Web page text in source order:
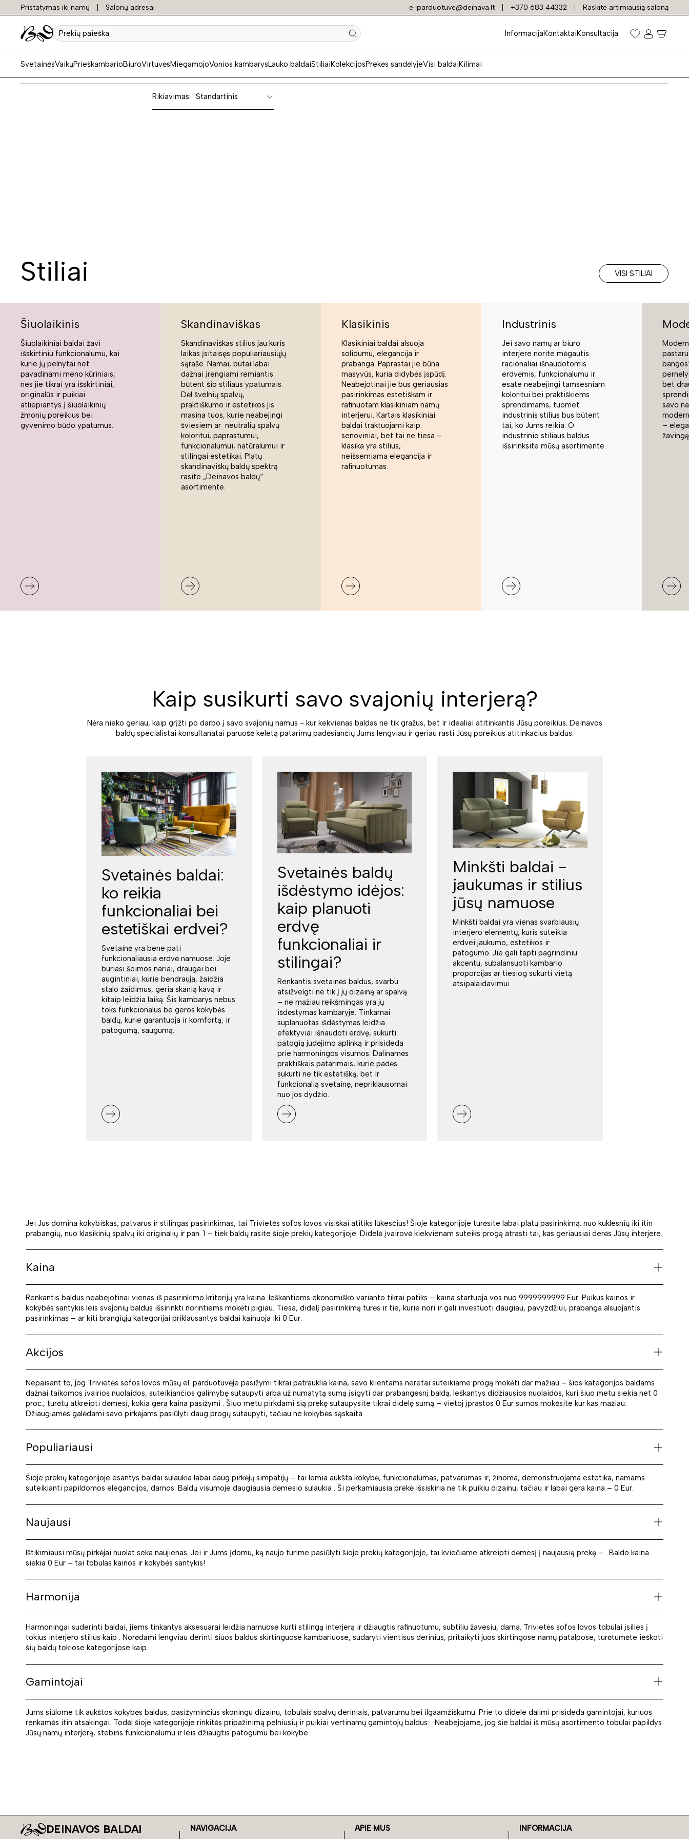
Pristatymas iki namų Salonų adresai e-parduotuve@deinava.lt +370 683 44332 Raskite artimiausią saloną
Prekių
paieška
InformacijaKontaktaiKonsultacija
SvetainėsVaikųPrieškambarioBiuroVirtuvėsMiegamojoVonios kambarysLauko baldaiStiliaiKolekcijosPrekės sandėlyjeVisi baldaiKilimai
Trivietės sofos lovos
Rikiavimas: Standartinis
Stiliai VISI STILIAI
Šiuolaikinis
Šiuolaikiniai baldai žavi
išskirtiniu funkcionalumu, kai
kurie jų pelnytai net
pavadinami meno kūriniais,
nes jie tikrai yra išskirtiniai,
originalūs ir puikiai
atliepiantys į šiuolaikinių
žmonių poreikius bei
gyvenimo būdo ypatumus.
Skandinaviškas
Skandinaviškas stilius jau kuris
laikas įsitaisęs populiariausiųjų
sąraše. Namai, butai labai
dažnai įrengiami remiantis
būtent šio stiliaus ypatumais.
Dėl švelnių spalvų,
praktiškumo ir estetikos jis
masina tuos, kurie neabejingi
šviesiem ar neutralių spalvų
koloritui, paprastumui,
funkcionalumui, natūralumui ir
stilingai estetikai. Platų
skandinaviškų baldų spektrą
rasite „Deinavos baldų“
asortimente.
Klasikinis
Klasikiniai baldai alsuoja
solidumu, elegancija ir
prabanga. Paprastai jie būna
masyvūs, kuria didybės įspūdį.
Neabejotinai jie bus geriausias
pasirinkimas estetiškam ir
rafinuotam klasikiniam namų
interjerui. Kartais klasikiniai
baldai traktuojami kaip
senoviniai, bet tai ne tiesa –
klasika yra stilius,
neišsemiama elegancija ir
rafinuotumas.
Industrinis
Jei savo namų ar biuro
interjere norite mėgautis
racionaliai išnaudotomis
erdvėmis, funkcionalumu ir
esate neabejingi tamsesniam
koloritui bei praktiškiems
sprendimams, tuomet
industrinis stilius bus būtent
tai, ko Jums reikia. O
industrinio stiliaus baldus
išsirinksite mūsų asortimente.
bet
savo
–
Kaip susikurti savo svajonių interjerą?
Nėra nieko geriau, kaip grįžti po darbo į savo svajonių namus - kur kekvienas baldas ne tik gražus, bet ir idealiai atitinkantis Jūsų poreikius. Deinavos
baldų specialistai konsultanatai paruošė keletą patarimų padėsiančių Jums lengviau ir geriau rasti Jūsų poreikius atitinkačius baldus.
Svetainės baldai:
ko reikia
funkcionaliai bei
estetiškai erdvei?
Svetainė yra bene pati
funkcionaliausia erdvė namuose. Joje
buriasi šeimos nariai, draugai bei
augintiniai, kurie bendrauja, žaidžia
stalo žaidimus, geria skanią kavą ir
kitaip leidžia laiką. Šis kambarys nebus
toks funkcionalus be geros kokybės
baldų, kurie garantuoja ir komfortą, ir
patogumą, saugumą.
Svetainės baldų
išdėstymo idėjos:
kaip planuoti
erdvę
funkcionaliai ir
stilingai?
Renkantis svetainės baldus, svarbu
atsižvelgti ne tik į jų dizainą ar spalvą
– ne mažiau reikšmingas yra jų
išdėstymas kambaryje. Tinkamai
suplanuotas išdėstymas leidžia
efektyviai išnaudoti erdvę, sukurti
patogią judėjimo aplinką ir prisideda
prie harmoningos visumos. Dalinamės
praktiškais patarimais, kurie padės
sukurti ne tik estetišką, bet ir
funkcionalią svetainę, nepriklausomai
nuo jos dydžio.
Minkšti baldai -
jaukumas ir stilius
jūsų namuose
Minkšti baldai yra vienas svarbiausių
interjero elementų, kuris suteikia
erdvei jaukumo, estetikos ir
patogumo. Jie gali tapti pagrindiniu
akcentu, subalansuoti kambario
proporcijas ar tiesiog sukurti vietą
atsipalaidavimui.
Jei Jus domina kokybiškas, patvarus ir stilingas pasirinkimas, tai Trivietės sofos lovos visiškai atitiks lūkesčius! Šioje kategorijoje turėsite labai platų pasirinkimą: nuo kuklesnių iki itin
prabangių, nuo klasikinių spalvų iki originalių ir pan. 1 – tiek baldų rasite šioje prekių kategorijoje. Didelė įvairovė kiekvienam suteiks progą atrasti tai, kas geriausiai derės Jūsų interjere.
Kaina
Renkantis baldus neabejotinai vienas iš pasirinkimo kriterijų yra kaina. Ieškantiems ekonomiško varianto tikrai patiks – kaina startuoja vos nuo 9999999999 Eur. Puikus kainos ir
kokybės santykis leis svajonių baldus išsirinkti norintiems mokėti pigiau. Tiesa, didelį pasirinkimą turės ir tie, kurie nori ir gali investuoti daugiau, pavyzdžiui, prabanga alsuojantis
pasirinkimas – ar kiti brangiųjų kategorijai priklausantys baldai kainuoja iki 0 Eur.
Akcijos
Nepaisant to, jog Trivietės sofos lovos mūsų el. parduotuvėje pasižymi tikrai patrauklia kaina, savo klientams neretai suteikiame progą mokėti dar mažiau – šios kategorijos baldams
dažnai taikomos įvairios nuolaidos, suteikiančios galimybę sutaupyti arba už numatytą sumą įsigyti dar prabangesnį baldą. Ieškantys didžiausios nuolaidos, kuri šiuo metu siekia net 0
proc., turėtų atkreipti dėmesį, kokia gera kaina pasižymi . Šiuo metu pirkdami šią prekę sutaupysite tikrai didelę sumą – vietoj įprastos 0 Eur sumos mokėsite kur kas mažiau.
Džiaugiamės galėdami savo pirkėjams pasiūlyti daug progų sutaupyti, tačiau ne kokybės sąskaita.
Populiariausi
Šioje prekių kategorijoje esantys baldai sulaukia labai daug pirkėjų simpatijų – tai lemia aukšta kokybė, funkcionalumas, patvarumas ir, žinoma, demonstruojama estetika, namams
suteikianti papildomos elegancijos, darnos. Baldų visumoje daugiausia dėmesio sulaukia . Ši perkamiausia prekė išsiskiria ne tik puikiu dizainu, tačiau ir labai gera kaina – 0 Eur.
Naujausi
Ištikimiausi mūsų pirkėjai nuolat seka naujienas. Jei ir Jums įdomu, ką naujo turime pasiūlyti šioje prekių kategorijoje, tai kviečiame atkreipti dėmesį į naujausią prekę – . Baldo kaina
siekia 0 Eur – tai tobulas kainos ir kokybės santykis!
Harmonija
Harmoningai suderinti baldai, jiems tinkantys aksesuarai leidžia namuose kurti stilingą interjerą ir džiaugtis rafinuotumu, subtiliu žavesiu, darna. Trivietės sofos lovos tobulai įsilies į
tokius interjero stilius kaip . Norėdami lengviau derinti šiuos baldus skirtinguose kambariuose, sudaryti vientisus derinius, pritaikyti juos skirtingose namų patalpose, turėtumėte ieškoti
šių baldų tokiose kategorijose kaip .
Gamintojai
Jums siūlome tik aukštos kokybės baldus, pasižyminčius skoningu dizainu, tobulais spalvų deriniais, patvarumu bei ilgaamžiškumu. Prie to didele dalimi prisideda gamintojai, kuriuos
renkamės itin atsakingai. Todėl šioje kategorijoje rinkitės pripažinimą pelniusių ir puikiai vertinamų gamintojų baldus: . Neabejojame, jog šie baldai iš mūsų asortimento tobulai papildys
Jūsų namų interjerą, stebins funkcionalumu ir leis džiaugtis patogumu bei kokybe.
DEINAVOS BALDAI NAVIGACIJA APIE MUS INFORMACIJA